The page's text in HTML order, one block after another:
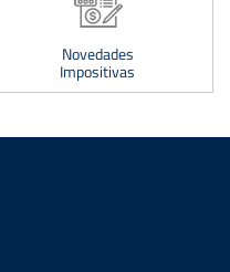
Novedades
Impositivas